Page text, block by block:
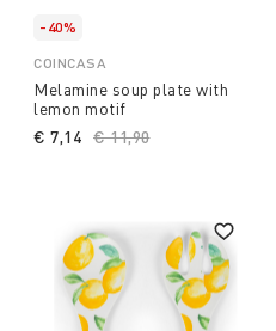
-40%
COINCASA
Melamine soup plate with
lemon motif
Price reduced from
€ 11,90to
€ 7,14